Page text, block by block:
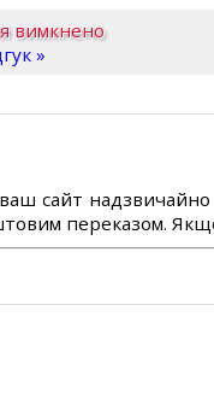
вимкнено
»
сайт
переказом.